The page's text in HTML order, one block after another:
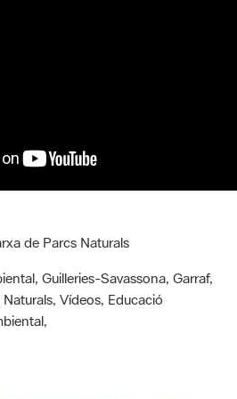
de Parcs Naturals
Guilleries-Savassona, Garraf,
Vídeos, Educació